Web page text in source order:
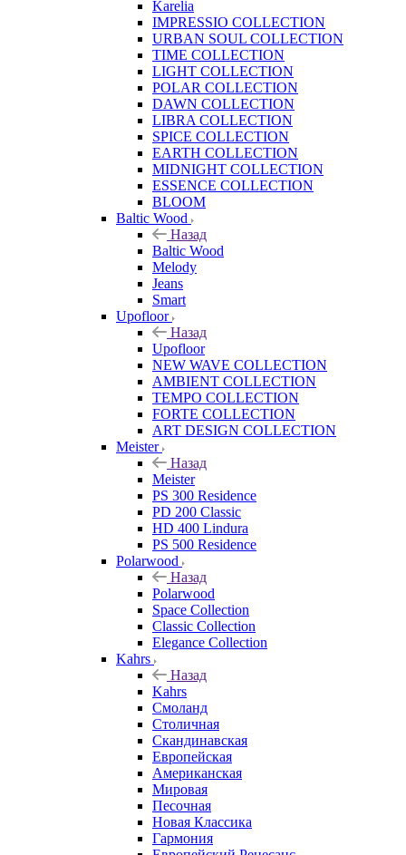
Karelia
IMPRESSIO COLLECTION
URBAN SOUL COLLECTION
TIME COLLECTION
LIGHT COLLECTION
POLAR COLLECTION
DAWN COLLECTION
LIBRA COLLECTION
SPICE COLLECTION
EARTH COLLECTION
MIDNIGHT COLLECTION
ESSENCE COLLECTION
BLOOM
Baltic Wood
Назад
Baltic Wood
Melody
Jeans
Smart
Upofloor
Назад
Upofloor
NEW WAVE COLLECTION
AMBIENT COLLECTION
TEMPO COLLECTION
FORTE COLLECTION
ART DESIGN COLLECTION
Meister
Назад
Meister
PS 300 Residence
PD 200 Classic
HD 400 Lindura
PS 500 Residence
Polarwood
Назад
Polarwood
Space Collection
Classic Collection
Elegance Collection
Kahrs
Назад
Kahrs
Смоланд
Столичная
Скандинавская
Европейская
Американская
Мировая
Песочная
Новая Классика
Гармония